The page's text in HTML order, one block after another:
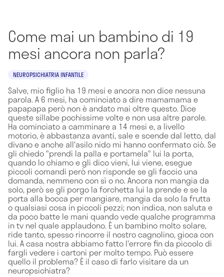
Come mai un bambino di 19
mesi ancora non parla?
NEUROPSICHIATRIA INFANTILE
Salve, mio figlio ha 19 mesi e ancora non dice nessuna
parola. A 6 mesi, ha cominciato a dire mamamama e
papapapa però non è andato mai oltre questo. Dice
queste sillabe pochissime volte e non usa altre parole.
Ha cominciato a camminare a 14 mesi e, a livello
motorio, è abbastanza avanti, sale e scende dal letto, dal
divano e anche all'asilo nido mi hanno confermato ciò. Se
gli chiedo "prendi la palla e portamela" lui la porta,
quando lo chiamo e gli dico vieni, lui viene, esegue
piccoli comandi però non risponde se gli faccio una
domanda, nemmeno con sì o no. Ancora non mangia da
solo, però se gli porgo la forchetta lui la prende e se la
porta alla bocca per mangiare, mangia da solo la frutta
o qualsiasi cosa in piccoli pezzi; non indica, non saluta e
da poco batte le mani quando vede qualche programma
in tv nel quale applaudono. È un bambino molto solare,
ride tanto, spesso rincorre il nostro cagnolino, gioca con
lui. A casa nostra abbiamo fatto l'errore fin da piccolo di
fargli vedere i cartoni per molto tempo. Può essere
quello il problema? È il caso di farlo visitare da un
neuropsichiatra?